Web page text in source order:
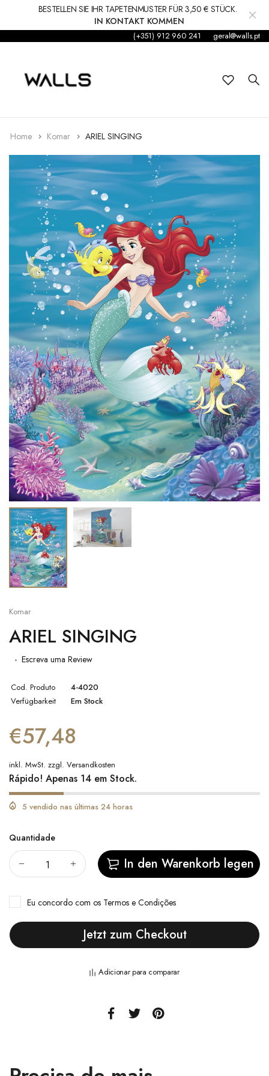
BESTELLEN SIE IHR TAPETENMUSTER FÜR 3,50 € STÜCK.
IN KONTAKT KOMMEN
(+351) 912 960 241 geral@walls.pt
Home Komar ARIEL SINGING
Komar
ARIEL SINGING
Escreva uma Review
Cod. Produto
4-4020
Verfügbarkeit
Em Stock
€57,48
inkl. MwSt. zzgl. Versandkosten
Rápido! Apenas 14 em Stock.
5 vendido nas últimas 24 horas
Quantidade
In den Warenkorb legen
Eu concordo com os Termos e Condições
Jetzt zum Checkout
Adicionar para comparar
Hintergrund
Wandgemälde
Aufkleber
Zubehör
Teppiche und Teppiche
Dekorationen